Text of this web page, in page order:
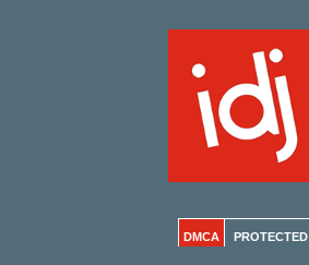
DMCA PROTECTED